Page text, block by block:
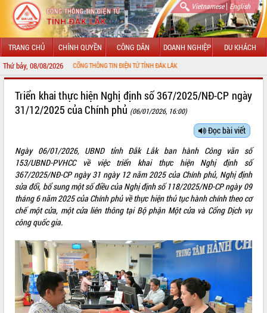
Vietnamese| English
TRANG CHỦ CHÍNH QUYỀN CÔNG DÂN DOANH NGHIỆP DU KHÁCH
Thứ bảy, 08/08/2026
MỪNG ĐẾN VỚI CỔNG THÔNG TIN ĐIỆN TỬ TỈNH ĐẮK LẮK
LÃNH ĐẠO UBND TỈNH
SỞ, BAN, NGÀNH
UBND CÁC XÃ, PHƯỜNG
THÔNG TIN CHỈ ĐẠO ĐIỀU HÀNH
VĂN BẢN HĐND TỈNH
ĐIỂM TIN VĂN BẢN
QUY HOẠCH - KẾ HOẠCH
Triển khai thực hiện Nghị định số 367/2025/NĐ-CP ngày
31/12/2025 của Chính phủ (06/01/2026, 16:00)
Đọc bài viết
Ngày 06/01/2026, UBND tỉnh Đắk Lắk ban hành Công văn số
153/UBND-PVHCC về việc triển khai thực hiện Nghị định số
367/2025/NĐ-CP ngày 31 ngày 12 năm 2025 của Chính phủ, Nghị định
sửa đổi, bổ sung một số điều của Nghị định số 118/2025/NĐ-CP ngày 09
tháng 6 năm 2025 của Chính phủ về thực hiện thủ tục hành chính theo cơ
chế một cửa, một cửa liên thông tại Bộ phận Một cửa và Cổng Dịch vụ
công quốc gia.